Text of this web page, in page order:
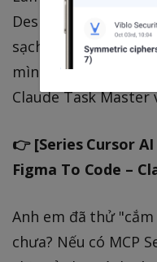
Designer thành
sạch sẽ chỉ trong
mình sẽ giới thiệu
Claude Task Master
👉 [Series Cursor
Figma To Code –
Anh em đã thử
chưa? Nếu có MCP